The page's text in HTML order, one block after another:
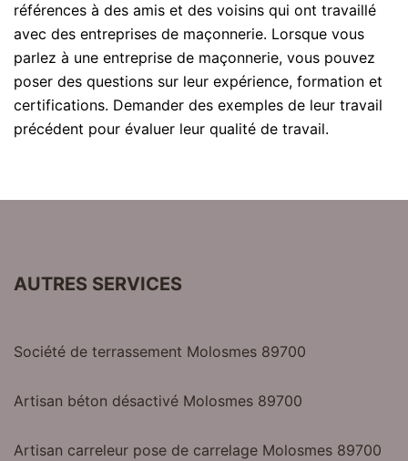
références à des amis et des voisins qui ont travaillé
avec des entreprises de maçonnerie. Lorsque vous
parlez à une entreprise de maçonnerie, vous pouvez
poser des questions sur leur expérience, formation et
certifications. Demander des exemples de leur travail
précédent pour évaluer leur qualité de travail.
AUTRES SERVICES
Société de terrassement Molosmes 89700
Artisan béton désactivé Molosmes 89700
Artisan carreleur pose de carrelage Molosmes 89700